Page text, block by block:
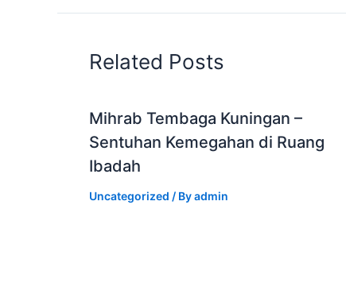
Related Posts
Mihrab Tembaga Kuningan –
Sentuhan Kemegahan di Ruang
Ibadah
Uncategorized / Byadmin